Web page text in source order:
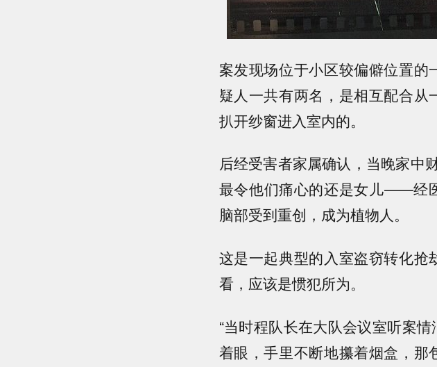
案发现场位于小区较偏僻位置
疑人一共有两名，是相互配合
扒开纱窗进入室内的。
后经受害者家属确认，当晚家中
最令他们痛心的还是女儿——经
脑部受到重创，成为植物人。
这是一起典型的入室盗窃转化
看，应该是惯犯所为。
“当时程队长在大队会议室听案
着眼，手里不断地攥着烟盒，